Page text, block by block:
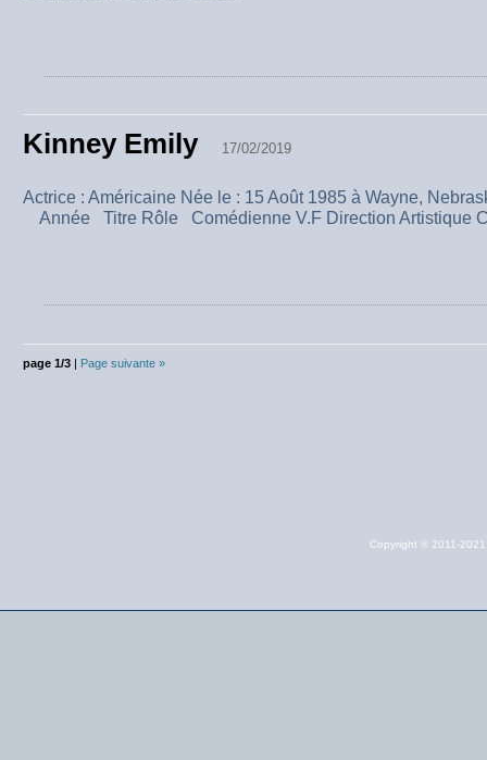
Kinney Emily 17/02/2019
Actrice : Américaine Née le : 15 Août 1985 à Wayne,
Année Titre Rôle Comédienne V.F Direction Artistique
page 1/3 | Page suivante »
Copyright © 2011-